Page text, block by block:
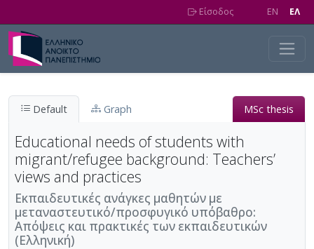
Είσοδος EN EΛ
Default Graph MSc thesis
Educational needs of students with
migrant/refugee background: Teachers’
views and practices
Εκπαιδευτικές ανάγκες μαθητών με
μεταναστευτικό/προσφυγικό υπόβαθρο:
Απόψεις και πρακτικές των εκπαιδευτικών
(Ελληνική)